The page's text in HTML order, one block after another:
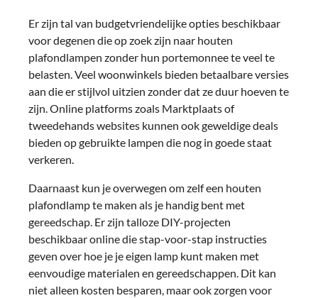
Er zijn tal van budgetvriendelijke opties beschikbaar
voor degenen die op zoek zijn naar houten
plafondlampen zonder hun portemonnee te veel te
belasten. Veel woonwinkels bieden betaalbare versies
aan die er stijlvol uitzien zonder dat ze duur hoeven te
zijn. Online platforms zoals Marktplaats of
tweedehands websites kunnen ook geweldige deals
bieden op gebruikte lampen die nog in goede staat
verkeren.
Daarnaast kun je overwegen om zelf een houten
plafondlamp te maken als je handig bent met
gereedschap. Er zijn talloze DIY-projecten
beschikbaar online die stap-voor-stap instructies
geven over hoe je je eigen lamp kunt maken met
eenvoudige materialen en gereedschappen. Dit kan
niet alleen kosten besparen, maar ook zorgen voor